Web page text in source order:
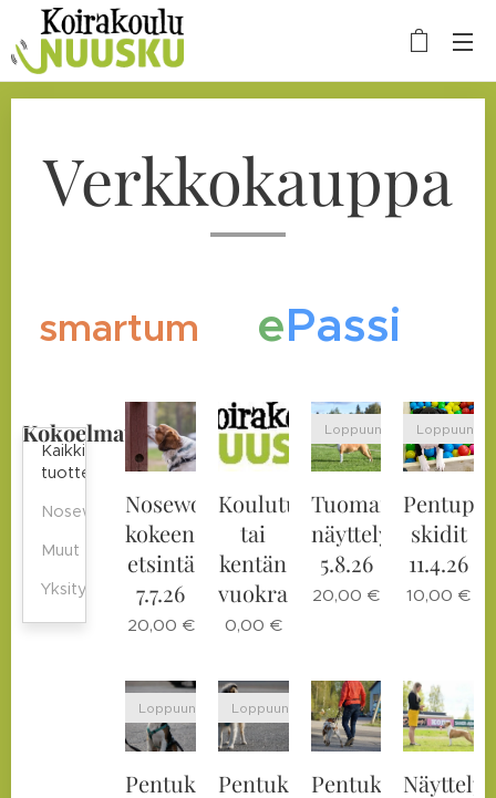
Verkkokauppa
smartum ePassi
Kokoelmat
Kaikki
tuotteet
Nosework
Muut
Yksityiskoulutus
Nosework
kokeenomainen
etsintä
7.7.26
20,00 €
Koulutustilan
tai
kentän
vuokra
0,00 €
Tuomarin
näyttelytreenit
5.8.26
Loppuunmyyty
20,00 €
skidit
11.4.26
10,00 €
Pentukurssi
Loppuunmyyty
Pentukurssi
Loppuunmyyty
Pentukurssi